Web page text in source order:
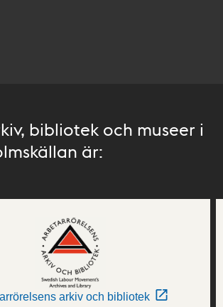
bibliotek och museer i
är:
arkiv och bibliotek